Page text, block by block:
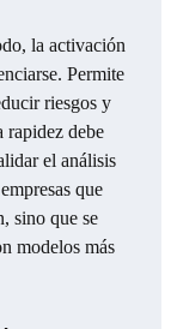
la activación
Permite
riesgos y
rapidez debe
el análisis
que
sino que se
modelos más